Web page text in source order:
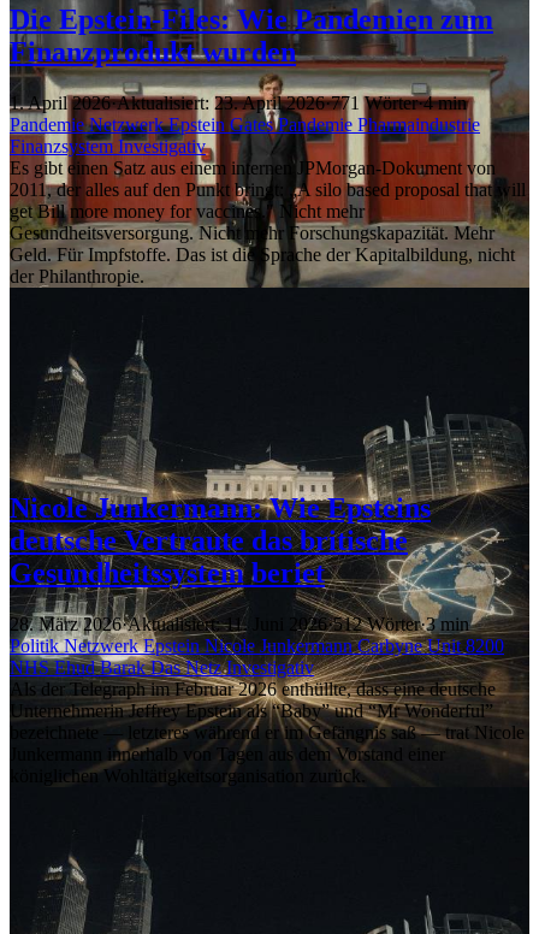
Die Epstein-Files: Wie Pandemien zum
Finanzprodukt wurden
1. April 2026·Aktualisiert: 23. April 2026·771 Wörter·4 min
PandemieNetzwerkEpstein GatesPandemie Pharmaindustrie
Finanzsystem Investigativ
Es gibt einen Satz aus einem internen JPMorgan-Dokument von
2011, der alles auf den Punkt bringt: „A silo based proposal that will
get Bill more money for vaccines." Nicht mehr
Gesundheitsversorgung. Nicht mehr Forschungskapazität. Mehr
Geld. Für Impfstoffe. Das ist die Sprache der Kapitalbildung, nicht
der Philanthropie.
Nicole Junkermann: Wie Epsteins
deutsche Vertraute das britische
Gesundheitssystem beriet
28. März 2026·Aktualisiert: 11. Juni 2026·512 Wörter·3 min
PolitikNetzwerkEpsteinNicole JunkermannCarbyneUnit 8200
NHSEhud BarakDas NetzInvestigativ
Als der Telegraph im Februar 2026 enthüllte, dass eine deutsche
Unternehmerin Jeffrey Epstein als “Baby” und “Mr Wonderful”
bezeichnete — letzteres während er im Gefängnis saß — trat Nicole
Junkermann innerhalb von Tagen aus dem Vorstand einer
königlichen Wohltätigkeitsorganisation zurück.